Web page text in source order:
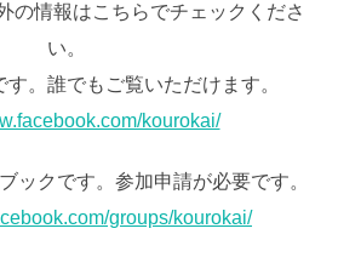
の情報はこちらでチェックくださ
い。
。誰でもご覧いただけます。
kourokai/
ックです。参加申請が必要です。
groups/kourokai/